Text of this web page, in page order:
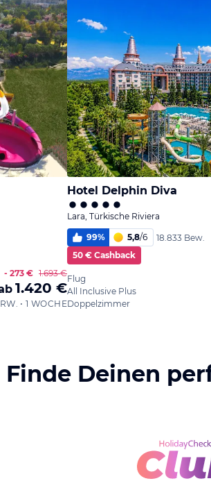
- 273 € 1.693 €
1.420 €
• 1 WOCHE
Hotel Delphin Diva
Lara, Türkische Riviera
99% 5,8/6
18.833 Bew.
50 € Cashback
Flug
All Inclusive Plus
Doppelzimmer
Finde Deinen